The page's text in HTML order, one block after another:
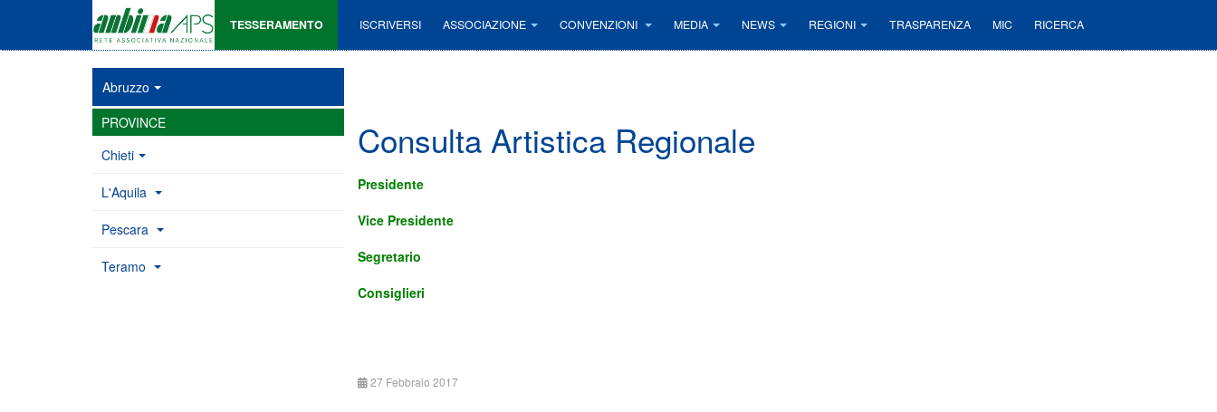
TESSERAMENTO ISCRIVERSI ASSOCIAZIONE CONVENZIONI MEDIA NEWS REGIONI TRASPARENZA MIC RICERCA
Consulta Artistica Regionale
Presidente
Vice Presidente
Segretario
Consiglieri
27 Febbraio 2017
Abruzzo
PROVINCE
Chieti
L'Aquila
Pescara
Teramo